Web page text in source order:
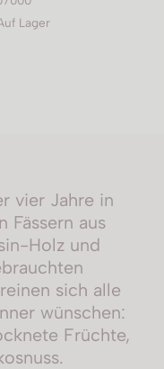
Lager
vier Jahre in
Fässern aus
Holz und
sich alle
wünschen:
Früchte,